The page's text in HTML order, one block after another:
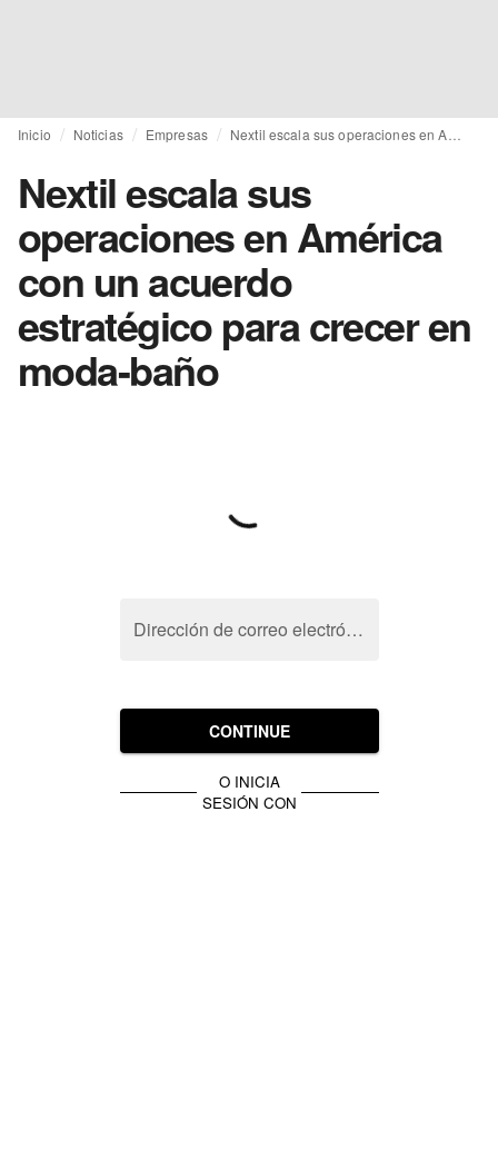
Inicio Noticias Empresas
Nextil escala sus
operaciones en América
con un acuerdo
estratégico para crecer en
moda-baño
Dirección de correo electrónico
CONTINUE
O INICIA
SESIÓN CON